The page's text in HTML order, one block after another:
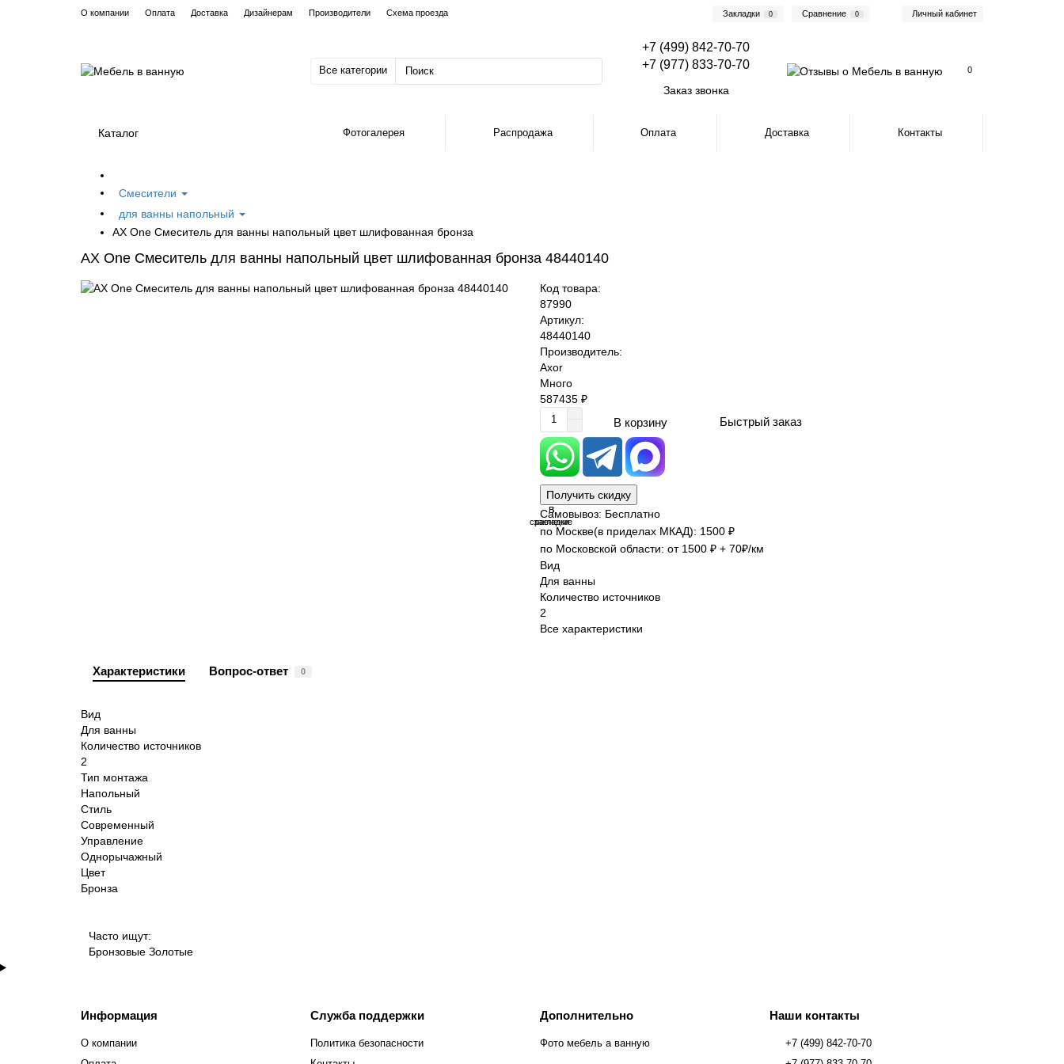
О компании Оплата Доставка Дизайнерам Производители Схема проезда Закладки 0 Сравнение 0 Личный кабинет
Все категории
+7 (499) 842-70-70
+7 (977) 833-70-70
Заказ звонка
0
Каталог Фотогалерея Распродажа Оплата Доставка Контакты
Смесители
для ванны напольный
AX One Смеситель для ванны напольный цвет шлифованная бронза
AX One Смеситель для ванны напольный цвет шлифованная бронза 48440140
Код товара:
87990
Артикул:
48440140
Производитель:
Axor
Много
587435 ₽
В корзину Быстрый заказ
Получить скидку
В
закладки
В
сравнение
Самовывоз: Бесплатно
по Москве(в приделах МКАД): 1500 ₽
по Московской области: от 1500 ₽ + 70₽/км
Вид
Для ванны
Количество источников
2
Все характеристики
Характеристики Вопрос-ответ 0
Вид
Для ванны
Количество источников
2
Тип монтажа
Напольный
Стиль
Современный
Управление
Однорычажный
Цвет
Бронза
Часто ищут:
Бронзовые Золотые
Информация
О компании
Служба поддержки
Политика безопасности
Дополнительно
Фото мебель а ванную
Наши контакты
+7 (499) 842-70-70